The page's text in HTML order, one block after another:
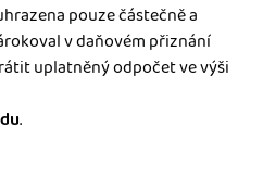
pouze částečně a
v daňovém přiznání
uplatněný odpočet ve výši
.